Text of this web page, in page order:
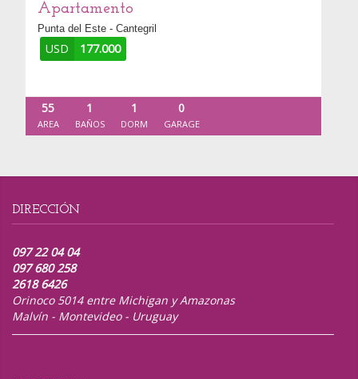
Apartamento
Punta del Este - Cantegril
USD 177.000
55
AREA
1
BAÑOS
1
DORM
0
GARAGE
DIRECCIÓN
097 22 04 04
097 680 258
2618 6426
Orinoco 5014 entre Michigan y Amazonas
Malvín - Montevideo - Uruguay